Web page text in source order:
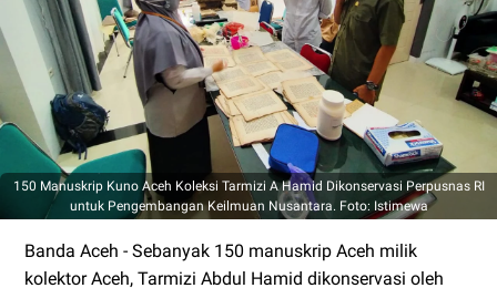
150 Manuskrip Kuno Aceh Koleksi Tarmizi A Hamid Dikonservasi Perpusnas RI
untuk Pengembangan Keilmuan Nusantara. Foto: Istimewa
Banda Aceh - Sebanyak 150 manuskrip Aceh milik
kolektor Aceh, Tarmizi Abdul Hamid dikonservasi oleh